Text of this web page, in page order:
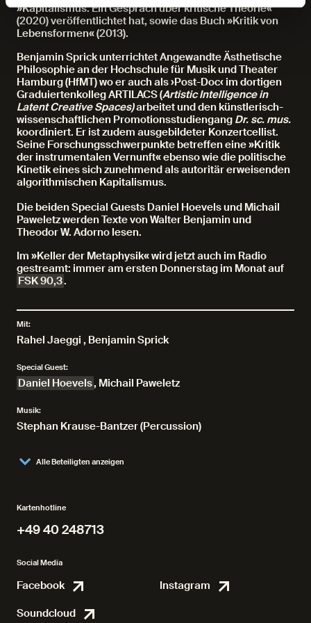
»Kapitalismus. Ein Gespräch über kritische Theorie«
(2020) veröffentlichtet hat, sowie das Buch »Kritik von
Lebensformen« (2013).
Benjamin Sprick unterrichtet Angewandte Ästhetische
Philosophie an der Hochschule für Musik und Theater
Hamburg (HfMT) wo er auch als ›Post-Doc‹ im dortigen
Graduiertenkolleg ARTILACS (Artistic Intelligence in
Latent Creative Spaces)arbeitet und den künstlerisch-
wissenschaftlichen Promotionsstudiengang Dr. sc. mus.
koordiniert. Er ist zudem ausgebildeter Konzertcellist.
Seine Forschungsschwerpunkte betreffen eine »Kritik
der instrumentalen Vernunft« ebenso wie die politische
Kinetik eines sich zunehmend als autoritär erweisenden
algorithmischen Kapitalismus.
Die beiden Special Guests Daniel Hoevels und Michail
Paweletz werden Texte von Walter Benjamin und
Theodor W. Adorno lesen.
Im »Keller der Metaphysik« wird jetzt auch im Radio
gestreamt: immer am ersten Donnerstag im Monat auf
FSK 90,3.
Mit:
Rahel Jaeggi , Benjamin Sprick
Special Guest:
Daniel Hoevels, Michail Paweletz
Alle Beteiligten anzeigen
Musik:
Stephan Krause-Bantzer (Percussion)
Kartenhotline
+49 40 248713
Social Media
Facebook FacebookInstagram
Soundcloud